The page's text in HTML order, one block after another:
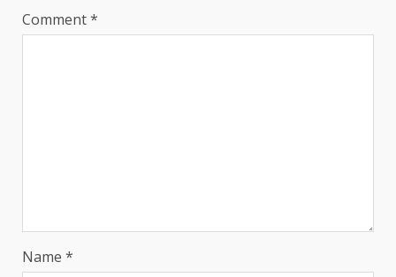
Comment*
Name *